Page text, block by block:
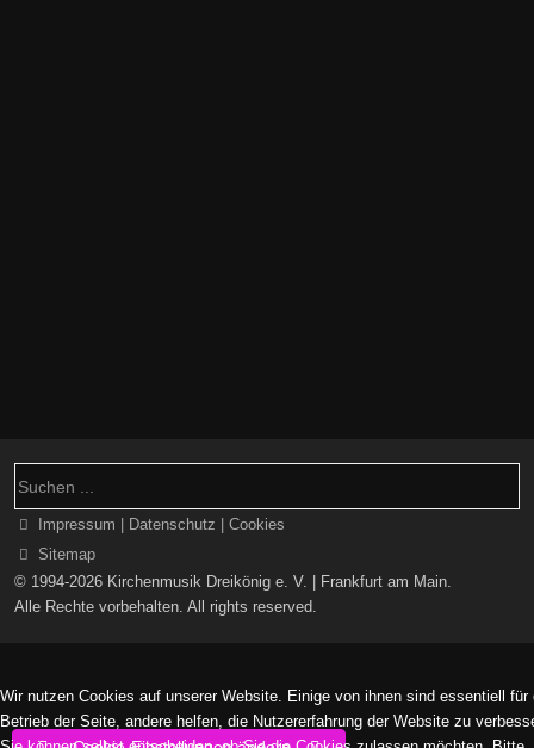
Impressum | Datenschutz | Cookies
Sitemap
© 1994-2026 Kirchenmusik Dreikönig e. V. | Frankfurt am Main.
Alle Rechte vorbehalten. All rights reserved.
Wir nutzen Cookies auf unserer Website. Einige von ihnen sind essentiell für
Betrieb der Seite, andere helfen, die Nutzererfahrung der Website zu